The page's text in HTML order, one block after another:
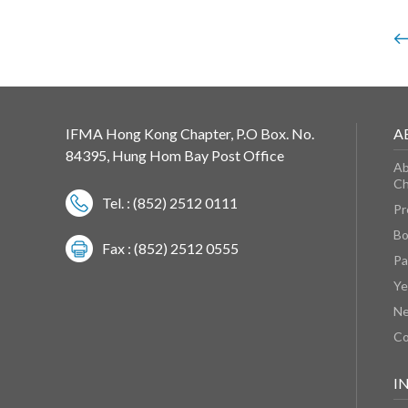
IFMA Hong Kong Chapter, P.O Box. No.
84395, Hung Hom Bay Post Office
Tel. : (852) 2512 0111
Fax : (852) 2512 0555